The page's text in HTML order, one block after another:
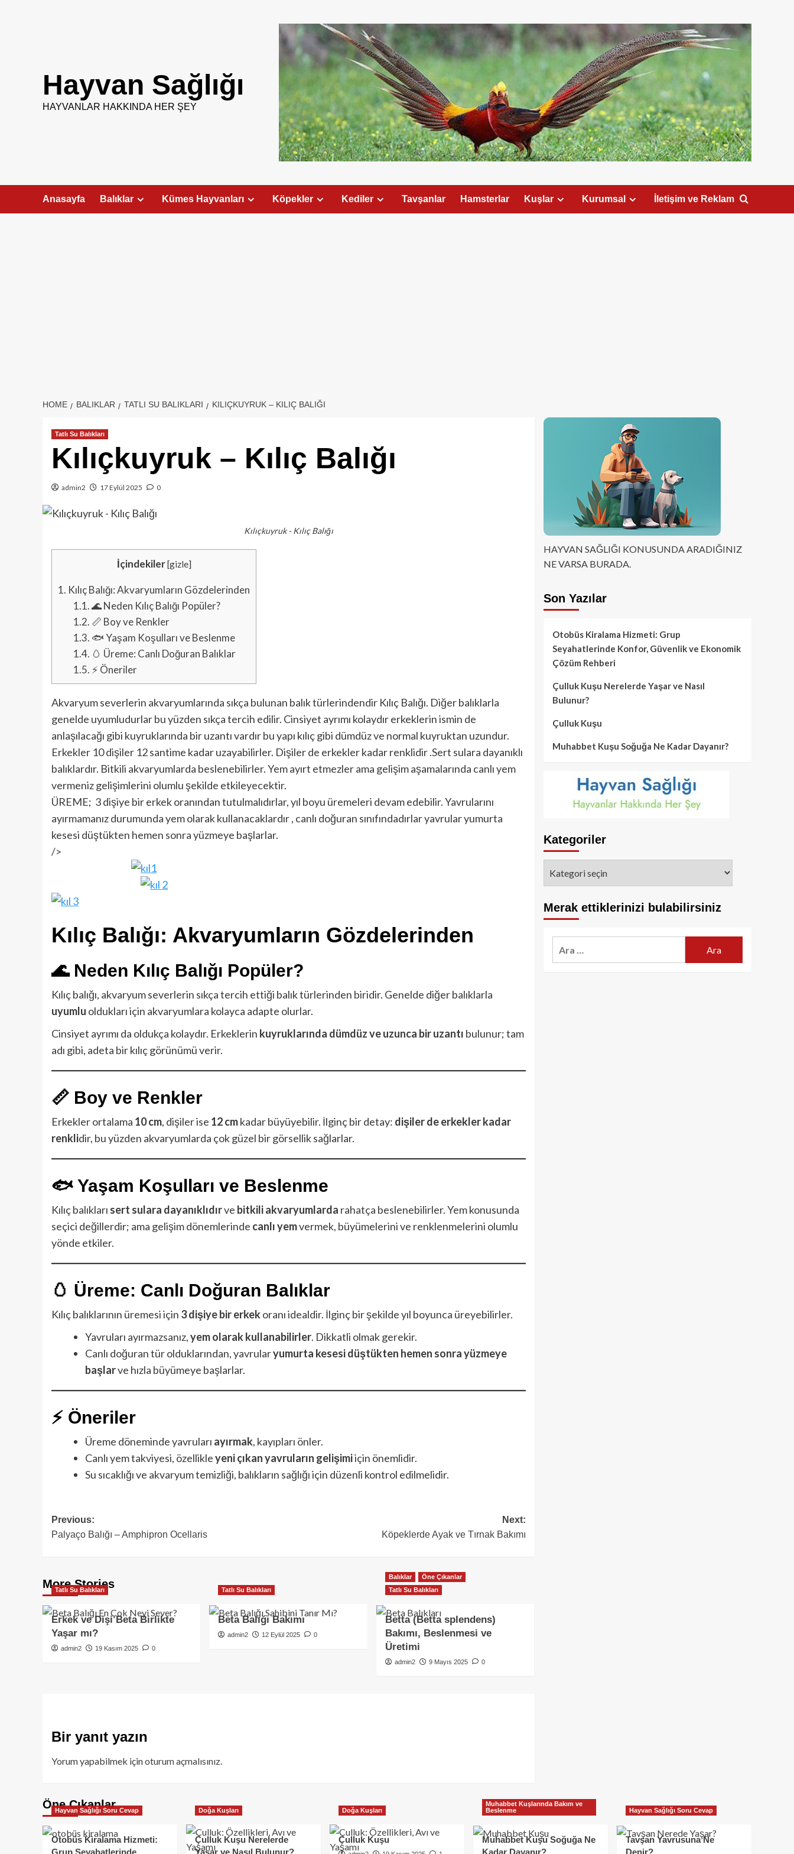
Hayvan Sağlığı
HAYVANLAR HAKKINDA HER ŞEY
Anasayfa Balıklar Kümes Hayvanları Köpekler Kediler Tavşanlar Hamsterlar Kuşlar Kurumsal İletişim ve Reklam
HOME BALIKLAR TATLI SU BALIKLARI KILIÇKUYRUK – KILIÇ BALIĞI
Tatlı Su Balıkları
Kılıçkuyruk – Kılıç Balığı
admin2 17 Eylül 2025 0
Kılıçkuyruk - Kılıç Balığı
İçindekiler[gizle]
1. Kılıç Balığı: Akvaryumların Gözdelerinden
1.1.🌊 Neden Kılıç Balığı Popüler?
1.2. 📏 Boy ve Renkler
1.3. 🐟 Yaşam Koşulları ve Beslenme
1.4. 🥚 Üreme: Canlı Doğuran Balıklar
1.5. ⚡ Öneriler
Akvaryum severlerin akvaryumlarında sıkça bulunan balık türlerindendir Kılıç Balığı. Diğer balıklarla
genelde uyumludurlar bu yüzden sıkça tercih edilir. Cinsiyet ayrımı kolaydır erkeklerin ismin de
anlaşılacağı gibi kuyruklarında bir uzantı vardır bu yapı kılıç gibi dümdüz ve normal kuyruktan uzundur.
Erkekler 10 dişiler 12 santime kadar uzayabilirler. Dişiler de erkekler kadar renklidir .Sert sulara dayanıklı
balıklardır. Bitkili akvaryumlarda beslenebilirler. Yem ayırt etmezler ama gelişim aşamalarında canlı yem
vermeniz gelişimlerini olumlu şekilde etkileyecektir.
ÜREME; 3 dişiye bir erkek oranından tutulmalıdırlar, yıl boyu üremeleri devam edebilir. Yavrularını
ayırmamanız durumunda yem olarak kullanacaklardır , canlı doğuran sınıfındadırlar yavrular yumurta
kesesi düştükten hemen sonra yüzmeye başlarlar.
/>
Kılıç Balığı: Akvaryumların Gözdelerinden
🌊 Neden Kılıç Balığı Popüler?
Kılıç balığı, akvaryum severlerin sıkça tercih ettiği balık türlerinden biridir. Genelde diğer balıklarla
uyumlu oldukları için akvaryumlara kolayca adapte olurlar.
Cinsiyet ayrımı da oldukça kolaydır. Erkeklerin kuyruklarında dümdüz ve uzunca bir uzantı bulunur; tam
adı gibi, adeta bir kılıç görünümü verir.
📏 Boy ve Renkler
Erkekler ortalama 10 cm, dişiler ise 12 cmkadar büyüyebilir. İlginç bir detay: dişiler de erkekler kadar
renklidir, bu yüzden akvaryumlarda çok güzel bir görsellik sağlarlar.
🐟 Yaşam Koşulları ve Beslenme
Kılıç balıkları sert sulara dayanıklıdırve bitkili akvaryumlarda rahatça beslenebilirler. Yem konusunda
seçici değillerdir; ama gelişim dönemlerinde canlı yemvermek, büyümelerini ve renklenmelerini olumlu
yönde etkiler.
🥚 Üreme: Canlı Doğuran Balıklar
Kılıç balıklarının üremesi için 3 dişiye bir erkekoranı idealdir. İlginç bir şekilde yıl boyunca üreyebilirler.
Yavruları ayırmazsanız,yem olarak kullanabilirler. Dikkatli olmak gerekir.
Canlı doğuran tür olduklarından, yavrularyumurta kesesi düştükten hemen sonra yüzmeye
başlarve hızla büyümeye başlarlar.
⚡ Öneriler
Üreme döneminde yavruları ayırmak, kayıpları önler.
Canlı yem takviyesi, özellikleyeni çıkan yavruların gelişimiiçin önemlidir.
Su sıcaklığı ve akvaryum temizliği, balıkların sağlığı için düzenli kontrol edilmelidir.
Post
navigation
Previous:
Palyaço Balığı – Amphipron Ocellaris
Next:
Köpeklerde Ayak ve Tırnak Bakımı
More Stories
Tatlı Su Balıkları
Erkek ve Dişi Beta Birlikte
Yaşar mı?
admin2 19 Kasım 2025 0
Tatlı Su Balıkları
Beta Balığı Bakımı
admin2 12 Eylül 2025 0
Balıklar
Öne Çıkanlar
Tatlı Su Balıkları
Betta (Betta splendens)
Bakımı, Beslenmesi ve
Üretimi
admin2 9 Mayıs 2025 0
Bir yanıt yazın
Yorum yapabilmek içinoturum açmalısınız.
HAYVAN SAĞLIĞI KONUSUNDA ARADIĞINIZ
NE VARSA BURADA.
Son Yazılar
Otobüs Kiralama Hizmeti: Grup
Seyahatlerinde Konfor, Güvenlik ve Ekonomik
Çözüm Rehberi
Çulluk Kuşu Nerelerde Yaşar ve Nasıl
Bulunur?
Çulluk Kuşu
Muhabbet Kuşu Soğuğa Ne Kadar Dayanır?
Kategoriler
Merak ettiklerinizi bulabilirsiniz
Öne Çıkanlar
Hayvan Sağlığı Soru Cevap
Otobüs Kiralama Hizmeti:
Grup Seyahatlerinde
Doğa Kuşları
Çulluk Kuşu Nerelerde
Yaşar ve Nasıl Bulunur?
Doğa Kuşları
Çulluk Kuşu
Muhabbet Kuşlarında Bakım ve
Beslenme
Muhabbet Kuşu Soğuğa Ne
Kadar Dayanır?
Hayvan Sağlığı Soru Cevap
Tavşan Yavrusuna Ne
Denir?